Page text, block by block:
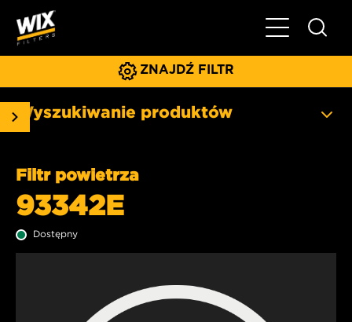
Pokaż/ukryj
ZNAJDŹ FILTR
Wyszukiwanie produktów
Filtr powietrza
93342E
Dostępny